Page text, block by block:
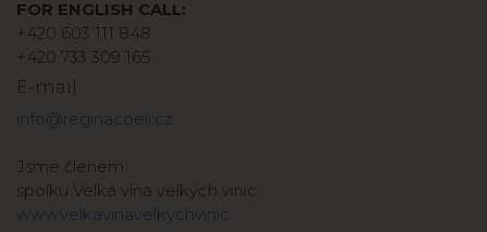
FOR ENGLISH CALL:
+420 603 111 848
+420 733 309 165
E-mail
info@reginacoeli.cz
Jsme členem:
spolku Velká vína velkých vinic
www.velkavinavelkychvinic